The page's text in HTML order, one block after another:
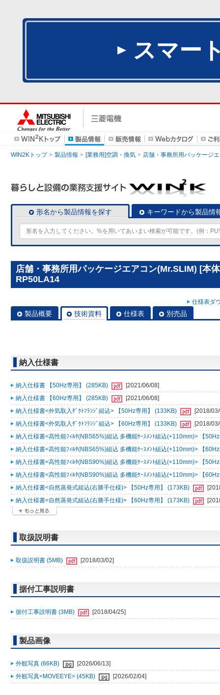
スマー
WIN2Kトップ 製品情報 [業務用]空調・換気 店舗・事務所用パッケージ
形名から製品情報を探す キーワードから製品情
店舗・事務所用パッケージエアコン(Mr.SLIM) [本
RP50LA14
仕様表ダ
製品概要 技術資料 仕様表 別売品
納入仕様書
納入仕様書 【50Hz専用】 (285KB)
[2021/06/08]
納入仕様書 【60Hz専用】 (285KB)
[2021/06/08]
納入仕様書<外気取入ﾀﾞｸﾄﾌﾗﾝｼﾞ組込> 【50Hz専用】 (133KB)
[2018/
納入仕様書<外気取入ﾀﾞｸﾄﾌﾗﾝｼﾞ組込> 【60Hz専用】 (133KB)
[2018/
納入仕様書<高性能ﾌｨﾙﾀ(NBS65%)組込 多機能ｹｰｽﾒﾝﾄ組込(+110mm)> 【
納入仕様書<高性能ﾌｨﾙﾀ(NBS65%)組込 多機能ｹｰｽﾒﾝﾄ組込(+110mm)> 【
納入仕様書<高性能ﾌｨﾙﾀ(NBS90%)組込 多機能ｹｰｽﾒﾝﾄ組込(+110mm)> 【
納入仕様書<高性能ﾌｨﾙﾀ(NBS90%)組込 多機能ｹｰｽﾒﾝﾄ組込(+110mm)> 【
納入仕様書<自然蒸発式組込(右勝手仕様)> 【50Hz専用】 (173KB)
納入仕様書<自然蒸発式組込(右勝手仕様)> 【60Hz専用】 (173KB)
取扱説明書
取扱説明書 (5MB) [2018/03/02]
据付工事説明書
据付工事説明書 (3MB) [2018/04/25]
製品画像
外観写真 (66KB)
[2026/06/13]
外観写真<MOVEEYE> (45KB)
[2026/02/04]